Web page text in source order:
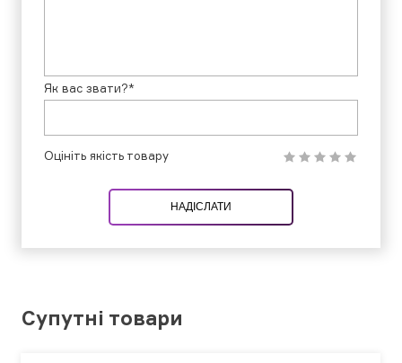
Як вас звати?*
Оцініть якість товару
НАДІСЛАТИ
Супутні товари